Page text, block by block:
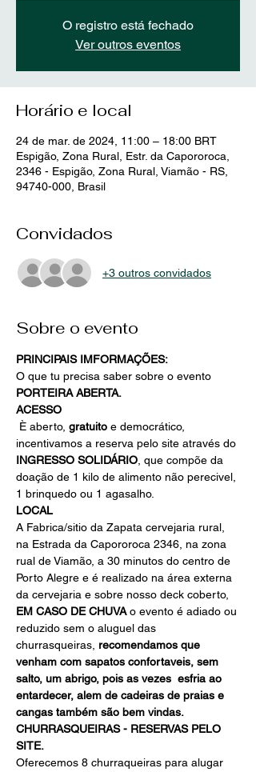
O registro está fechado
Ver outros eventos
Horário e local
24 de mar. de 2024, 11:00 – 18:00 BRT
Espigão, Zona Rural, Estr. da Capororoca,
2346 - Espigão, Zona Rural, Viamão - RS,
94740-000, Brasil
Convidados
+3 outros convidados
Sobre o evento
PRINCIPAIS IMFORMAÇÕES:
O que tu precisa saber sobre o evento
PORTEIRA ABERTA.
ACESSO
È aberto, gratuito e democrático,
incentivamos a reserva pelo site através do
INGRESSO SOLIDÁRIO, que compõe da
doação de 1 kilo de alimento não perecivel,
1 brinquedo ou 1 agasalho.
LOCAL
A Fabrica/sitio da Zapata cervejaria rural,
na Estrada da Capororoca 2346, na zona
rual de Viamão, a 30 minutos do centro de
Porto Alegre e é realizado na área externa
da cervejaria e sobre nosso deck coberto,
EM CASO DE CHUVA o evento é adiado ou
reduzido sem o aluguel das
churrasqueiras, recomendamos que
venham com sapatos confortaveis, sem
salto, um abrigo, pois as vezes  esfria ao
entardecer, alem de cadeiras de praias e
cangas também são bem vindas.
CHURRASQUEIRAS - RESERVAS PELO
SITE.
Oferecemos 8 churraqueiras para alugar